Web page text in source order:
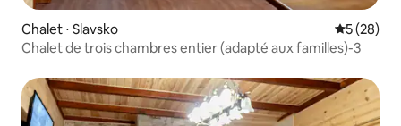
Chalet ⋅ Slavsko
5 (28)
Chalet de trois chambres entier (adapté aux familles)-3